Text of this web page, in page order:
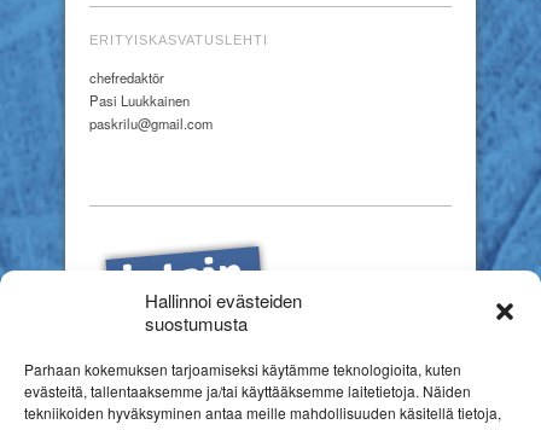
Hallinnoi evästeiden
suostumusta
Parhaan kokemuksen tarjoamiseksi käytämme teknologioita, kuten
evästeitä, tallentaaksemme ja/tai käyttääksemme laitetietoja. Näiden
tekniikoiden hyväksyminen antaa meille mahdollisuuden käsitellä tietoja,
ERITYISKASVATUSLEHTI
chefredaktör
Pasi Luukkainen
paskrilu@gmail.com